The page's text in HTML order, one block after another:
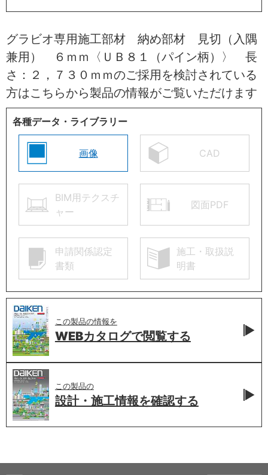
グラビオ専用施工部材 納め部材 見切（入隅
兼用） ６ｍｍ〈ＵＢ８１（パイン柄）〉 長
さ：２，７３０ｍｍのご採用を検討されている
方はこちらから製品の情報がご覧いただけます
各種データ・ライブラリー
画像 CAD
BIM用テクスチ
ャー
図面PDF
申請関係認定
書類
施工・取扱説
明書
この製品の情報を
WEBカタログで閲覧する
この製品の
設計・施工情報を確認する